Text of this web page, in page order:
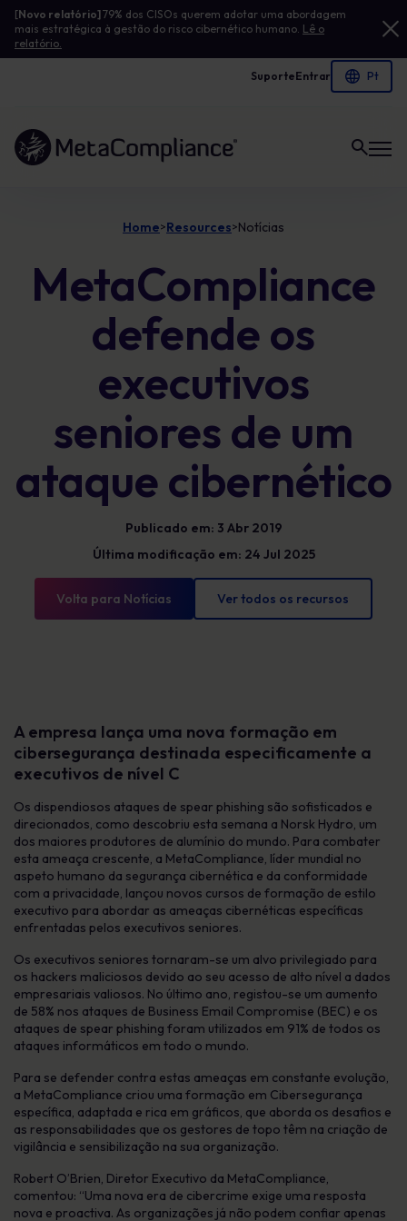
[Novo relatório]79% dos CISOs querem adotar uma abordagem
mais estratégica à gestão do risco cibernético humano. Lê o
relatório.
SuporteEntrar
Ligação à página inicial
Home>Resources>Notícias
MetaCompliance
defende os
executivos
seniores de um
ataque cibernético
Publicado em: 3 Abr 2019
Última modificação em: 24 Jul 2025
Volta para Notícias Ver todos os recursos
A empresa lança uma nova formação em
cibersegurança destinada especificamente a
executivos de nível C
Os dispendiosos ataques de spear phishing são sofisticados e
direcionados, como descobriu esta semana a Norsk Hydro, um
dos maiores produtores de alumínio do mundo. Para combater
esta ameaça crescente, a MetaCompliance, líder mundial no
aspeto humano da segurança cibernética e da conformidade
com a privacidade, lançou novos cursos de formação de estilo
executivo para abordar as ameaças cibernéticas específicas
enfrentadas pelos executivos seniores.
Os executivos seniores tornaram-se um alvo privilegiado para
os hackers maliciosos devido ao seu acesso de alto nível a dados
empresariais valiosos. No último ano, registou-se um aumento
de 58% nos ataques de Business Email Compromise (BEC) e os
ataques de spear phishing foram utilizados em 91% de todos os
ataques informáticos em todo o mundo.
Para se defender contra estas ameaças em constante evolução,
a MetaCompliance criou uma formação em Cibersegurança
específica, adaptada e rica em gráficos, que aborda os desafios e
as responsabilidades que os gestores de topo têm na criação de
vigilância e sensibilização na sua organização.
Robert O’Brien, Diretor Executivo da MetaCompliance,
comentou: “Uma nova era de cibercrime exige uma resposta
nova e proactiva. As organizações já não podem confiar apenas